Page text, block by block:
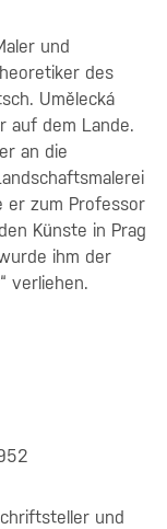
und
des
Umělecká
auf dem Lande.
an die
er zum Professor
Künste in Prag
ihm der
verliehen.
und